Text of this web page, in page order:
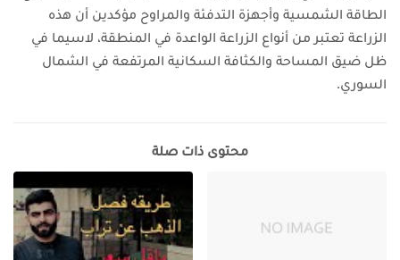
الطاقة الشمسية وأجهزة التدفئة والمراوح مؤكدين أن هذه
الزراعة تعتبر من أنواع الزراعة الواعدة في المنطقة، لاسيما في
ظل ضيق المساحة والكثافة السكانية المرتفعة في الشمال
السوري.
محتوى ذات صلة